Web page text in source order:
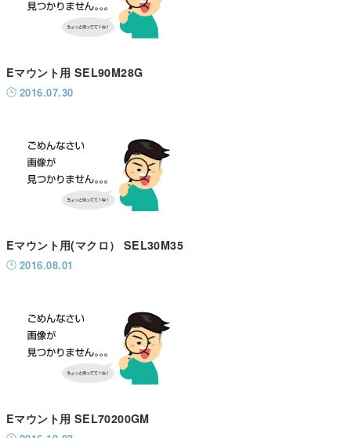
Eマウント用 SEL90M28G
2016.07.30
Eマウント用(マクロ） SEL30M35
2016.08.01
Eマウント用 SEL70200GM